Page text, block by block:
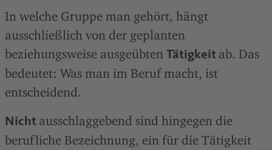
In welche Gruppe man gehört, hängt
ausschließlich von der geplanten
beziehungsweise ausgeübten Tätigkeit ab. Das
bedeutet: Was man im Beruf macht, ist
entscheidend.
Nicht ausschlaggebend sind hingegen die
berufliche Bezeichnung, ein für die Tätigkeit